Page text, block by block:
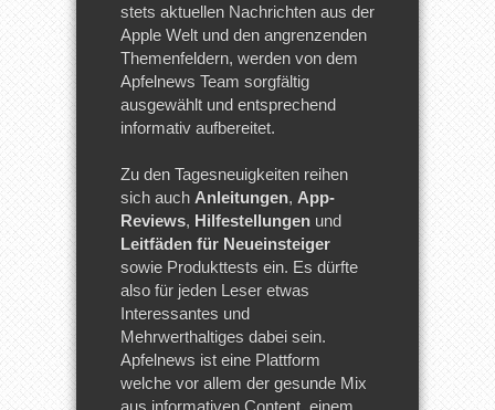
stets aktuellen Nachrichten aus der
Apple Welt und den angrenzenden
Themenfeldern, werden von dem
Apfelnews Team sorgfältig
ausgewählt und entsprechend
informativ aufbereitet.
Zu den Tagesneuigkeiten reihen
sich auch Anleitungen, App-
Reviews, Hilfestellungen und
Leitfäden für Neueinsteiger
sowie Produkttests ein. Es dürfte
also für jeden Leser etwas
Interessantes und
Mehrwerthaltiges dabei sein.
Apfelnews ist eine Plattform
welche vor allem der gesunde Mix
aus informativen Content, einem